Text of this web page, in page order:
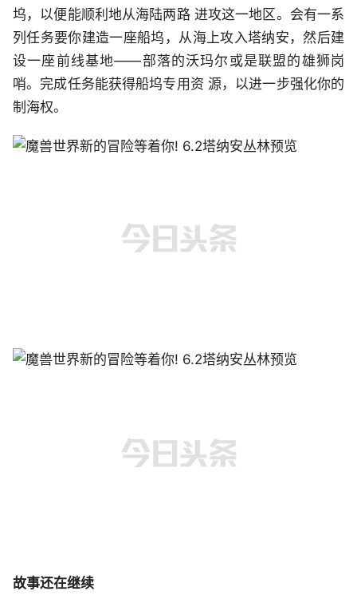
坞，以便能顺利地从海陆两路 进攻这一地区。会有一系
列任务要你建造一座船坞，从海上攻入塔纳安，然后建
设一座前线基地——部落的沃玛尔或是联盟的雄狮岗
哨。完成任务能获得船坞专用资 源，以进一步强化你的
制海权。
故事还在继续